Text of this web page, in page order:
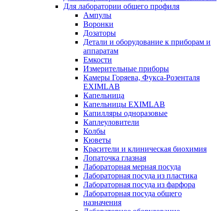
Для лаборатории общего профиля
Ампулы
Воронки
Дозаторы
Детали и оборудование к приборам и
аппаратам
Емкости
Измерительные приборы
Камеры Горяева, Фукса-Розенталя
EXIMLAB
Капельница
Капельницы EXIMLAB
Капилляры одноразовые
Каплеуловители
Колбы
Кюветы
Красители и клиническая биохимия
Лопаточка глазная
Лабораторная мерная посуда
Лабораторная посуда из пластика
Лабораторная посуда из фарфора
Лабораторная посуда общего
назначения